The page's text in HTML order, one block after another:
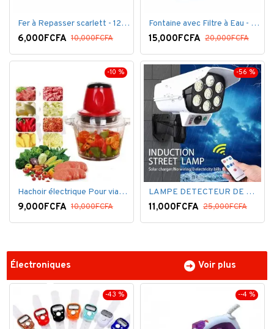
Fer à Repasser scarlett - 1200 W - Bleu Blanc
6,000FCFA 10,000FCFA
Fontaine avec Filtre à Eau - 16 Litres - Blanc
15,000FCFA 20,000FCFA
-10 %
Hachoir électrique Pour viandes et légumes -Rouge
9,000FCFA 10,000FCFA
-56 %
LAMPE DETECTEUR DE MOUVEMENT SOLAR SENSOR LIGHT
11,000FCFA 25,000FCFA
Électroniques Voir plus
-43 % --4 %